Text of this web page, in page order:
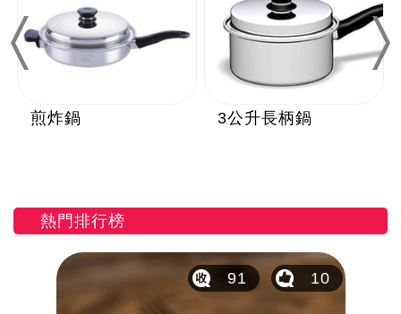
Previous
煎炸鍋 3公升長柄鍋
Next
熱門排行榜
91 10